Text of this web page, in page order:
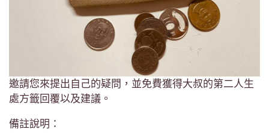
邀請您來提出自己的疑問，並免費獲得大叔的第二人生
處方籤回覆以及建議。
備註說明：